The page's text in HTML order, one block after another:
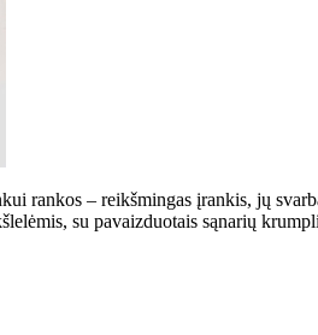
rankos – reikšmingas įrankis, jų
su pavaizduotais sąnarių